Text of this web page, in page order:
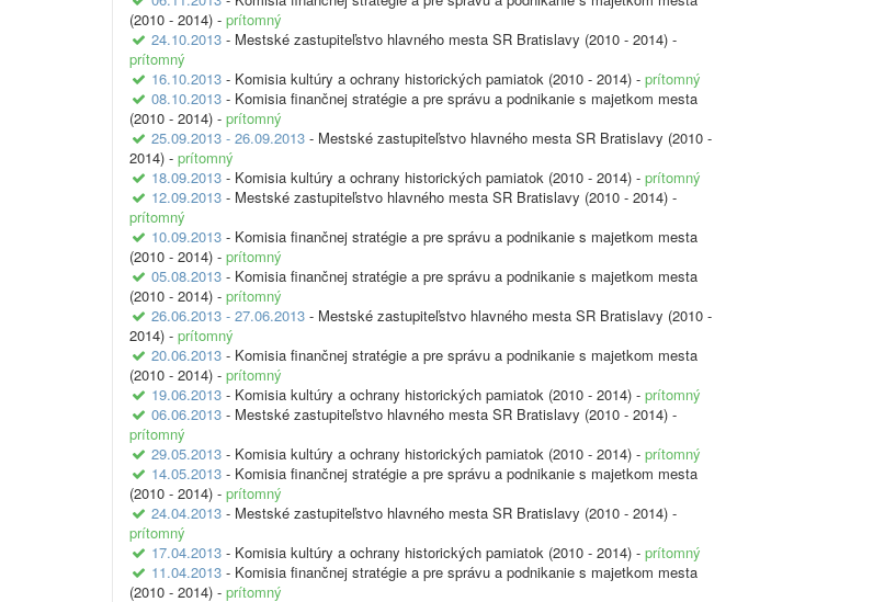
(2010 - 2014) - prítomný
24.10.2013 - Mestské zastupiteľstvo hlavného mesta SR Bratislavy (2010 - 2014) -
prítomný
16.10.2013 - Komisia kultúry a ochrany historických pamiatok (2010 - 2014) - prítomný
08.10.2013 - Komisia finančnej stratégie a pre správu a podnikanie s majetkom mesta
(2010 - 2014) - prítomný
25.09.2013 - 26.09.2013 - Mestské zastupiteľstvo hlavného mesta SR Bratislavy (2010 -
2014) - prítomný
18.09.2013 - Komisia kultúry a ochrany historických pamiatok (2010 - 2014) - prítomný
12.09.2013 - Mestské zastupiteľstvo hlavného mesta SR Bratislavy (2010 - 2014) -
prítomný
10.09.2013 - Komisia finančnej stratégie a pre správu a podnikanie s majetkom mesta
(2010 - 2014) - prítomný
05.08.2013 - Komisia finančnej stratégie a pre správu a podnikanie s majetkom mesta
(2010 - 2014) - prítomný
26.06.2013 - 27.06.2013 - Mestské zastupiteľstvo hlavného mesta SR Bratislavy (2010 -
2014) - prítomný
20.06.2013 - Komisia finančnej stratégie a pre správu a podnikanie s majetkom mesta
(2010 - 2014) - prítomný
19.06.2013 - Komisia kultúry a ochrany historických pamiatok (2010 - 2014) - prítomný
06.06.2013 - Mestské zastupiteľstvo hlavného mesta SR Bratislavy (2010 - 2014) -
prítomný
29.05.2013 - Komisia kultúry a ochrany historických pamiatok (2010 - 2014) - prítomný
14.05.2013 - Komisia finančnej stratégie a pre správu a podnikanie s majetkom mesta
(2010 - 2014) - prítomný
24.04.2013 - Mestské zastupiteľstvo hlavného mesta SR Bratislavy (2010 - 2014) -
prítomný
17.04.2013 - Komisia kultúry a ochrany historických pamiatok (2010 - 2014) - prítomný
11.04.2013 - Komisia finančnej stratégie a pre správu a podnikanie s majetkom mesta
(2010 - 2014) - prítomný